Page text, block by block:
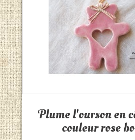
Plume l'ourson en
couleur rose